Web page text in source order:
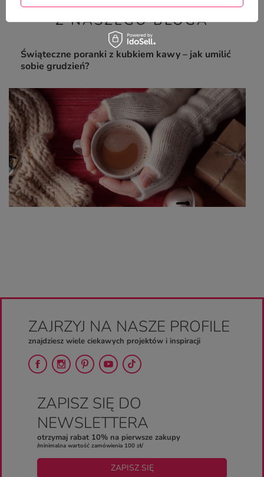
Z NASZEGO BLOGA
Świąteczne poranki z kubkiem kawy – jak umilić
sobie grudzień?
ZAJRZYJ NA NASZE PROFILE
znajdziesz wiele ciekawych projektów i inspiracji
ZAPISZ SIĘ DO
NEWSLETTERA
otrzymaj rabat 10% na pierwsze zakupy
/minimalna wartość zamówienia 100 zł/
ZAPISZ SIĘ